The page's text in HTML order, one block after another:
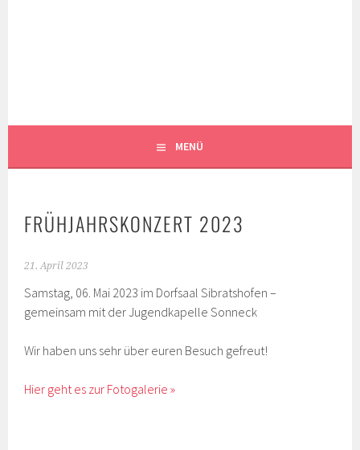
MENÜ
FRÜHJAHRSKONZERT 2023
21. April 2023
Samstag, 06. Mai 2023 im Dorfsaal Sibratshofen –
gemeinsam mit der Jugendkapelle Sonneck
Wir haben uns sehr über euren Besuch gefreut!
Hier geht es zur Fotogalerie »